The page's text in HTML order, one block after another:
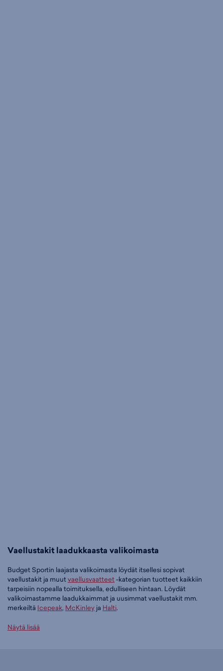
Vaellustakit laadukkaasta valikoimasta
Budget Sportin laajasta valikoimasta löydät itsellesi sopivat
vaellustakit ja muutvaellusvaatteet-kategorian tuotteet kaikkiin
tarpeisiin nopealla toimituksella, edulliseen hintaan. Löydät
valikoimastamme laadukkaimmat ja uusimmat vaellustakit mm.
merkeiltä Icepeak, McKinley ja Halti.
Tilaa vaellustakit edullisesti Budget Sportilta
Näytä lisää